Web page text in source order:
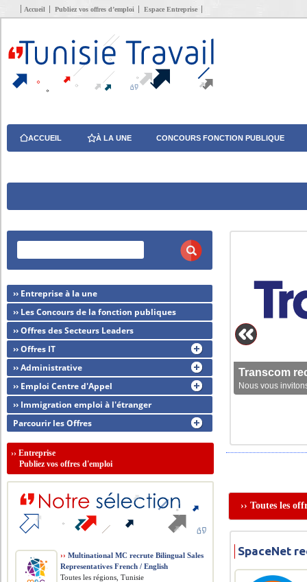
Accueil Publiez vos offres d’emploi Espace Entreprise
ACCUEIL À LA UNE CONCOURS FONCTION PUBLIQUE
Transcom
Nous vous
›› Toutes les
SpaceNet
›› Entreprise à la une
›› Les Concours de la fonction publiques
›› Offres des Secteurs Leaders
›› Offres IT
›› Administrative
›› Emploi Centre d'Appel
›› Immigration emploi à l'étranger
Parcourir les Offres
››Entreprise
Publiez vos offres d'emploi
›› Multinational MC recrute Bilingual Sales
Representatives French / English
Toutes les régions, Tunisie